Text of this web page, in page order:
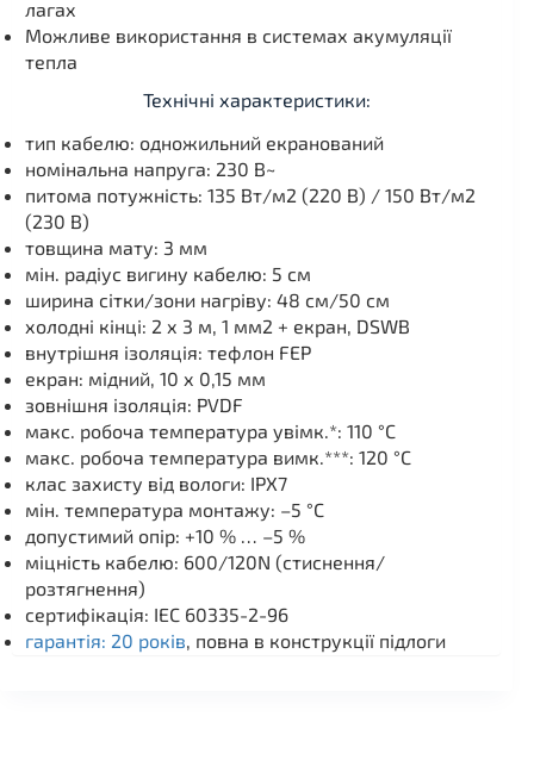
лагах
Можливе використання в системах акумуляції
тепла
Технічні характеристики:
тип кабелю: одножильний екранований
номінальна напруга: 230 В~
питома потужність: 135 Вт/м2 (220 В) / 150 Вт/м2
(230 В)
товщина мату: 3 мм
мін. радіус вигину кабелю: 5 см
ширина сітки/зони нагріву: 48 см/50 см
холодні кінці: 2 х 3 м, 1 мм2 + екран, DSWB
внутрішня ізоляція: тефлон FEP
екран: мідний, 10 х 0,15 мм
зовнішня ізоляція: PVDF
макс. робоча температура увімк.*: 110 °C
макс. робоча температура вимк.***: 120 °C
клас захисту від вологи: IPX7
мін. температура монтажу: –5 °C
допустимий опір: +10 % … –5 %
міцність кабелю: 600/120N (стиснення/
розтягнення)
сертифікація: IEC 60335-2-96
гарантія: 20 років, повна в конструкції підлоги